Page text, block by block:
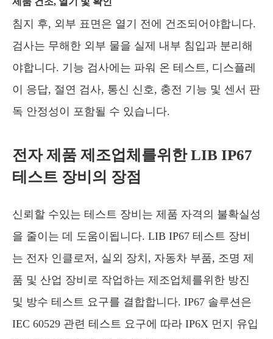
침지 후, 외부 표면은 열기 전에 건조되어야합니다.
검사는 무해한 외부 물을 실제 내부 침입과 분리해
야합니다. 기능 검사에는 파워 온 테스트, 디스플레
이 응답, 절연 검사, 통신 신호, 충전 기능 및 센서 판
독 안정성이 포함될 수 있습니다.
전자 제품 제조업체를위한 LIB IP67
테스트 장비의 장점
신뢰할 수있는 테스트 장비는 제품 자격의 불확실성
을 줄이는 데 도움이됩니다. LIB IP67 테스트 장비
는 전자 인클로저, 실외 장치, 자동차 부품, 조명 제
품 및 산업 장비로 작업하는 제조업체를위한 방진
및 방수 테스트 요구를 결합합니다. IP67 솔루션은
IEC 60529 관련 테스트 요구에 따라 IP6X 먼지 유입